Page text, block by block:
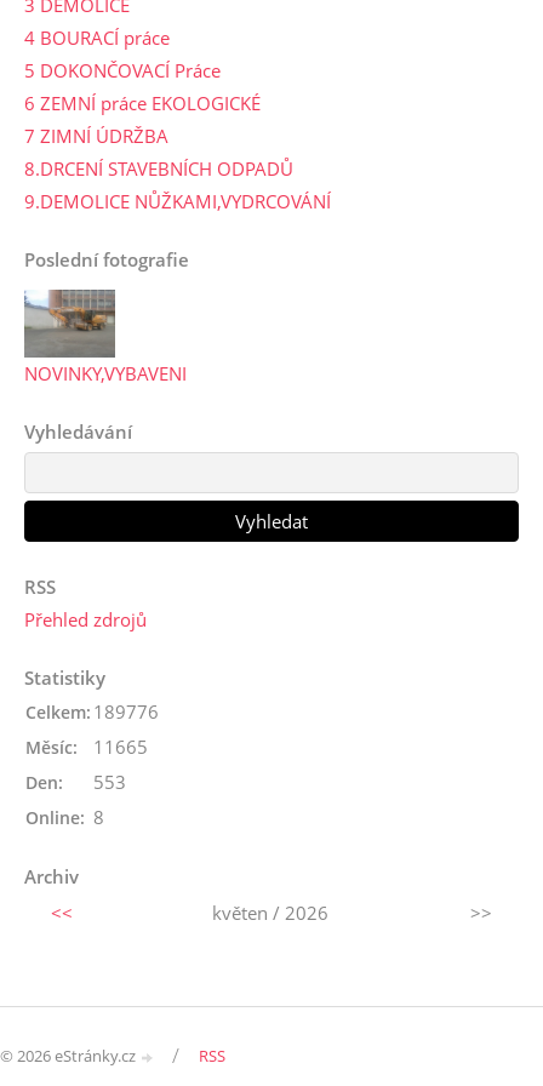
4 BOURACÍ práce
5 DOKONČOVACÍ Práce
6 ZEMNÍ práce EKOLOGICKÉ
7 ZIMNÍ ÚDRŽBA
8.DRCENÍ STAVEBNÍCH ODPADŮ
9.DEMOLICE NŮŽKAMI,VYDRCOVÁNÍ
Poslední fotografie
NOVINKY,VYBAVENI
Vyhledávání
RSS
Přehled zdrojů
Statistiky
Online: 8
Celkem: 189776
Měsíc: 11665
Den: 553
Archiv
<<
květen / 2026 >>
© 2026 eStránky.cz / RSS